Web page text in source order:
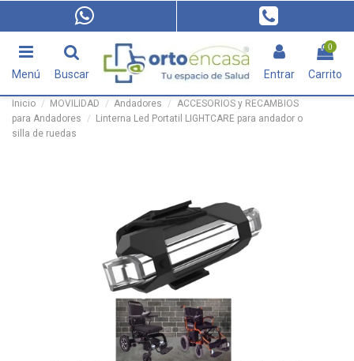
Menú Buscar Entrar
0
Carrito
Inicio MOVILIDAD Andadores
ACCESORIOS y RECAMBIOS
para Andadores
Linterna Led Portatil LIGHTCARE para andador o
silla de ruedas